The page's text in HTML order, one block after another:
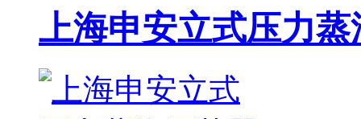
上海申安立式压力